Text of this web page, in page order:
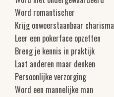
Word romantischer
Krijg onweerstaanbaar charisma
Leer een pokerface opzetten
Breng je kennis in praktijk
Laat anderen maar denken
Persoonlijke verzorging
Word een mannelijke man